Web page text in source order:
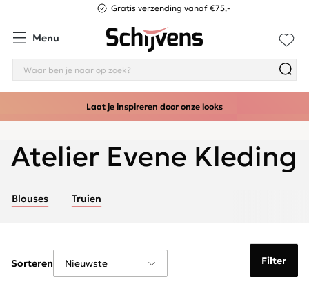
Gratis verzending vanaf €75,-
Menu
Laat je inspireren door onze looks
Atelier Evene Kleding
Blouses Truien
Filter
Sorteren